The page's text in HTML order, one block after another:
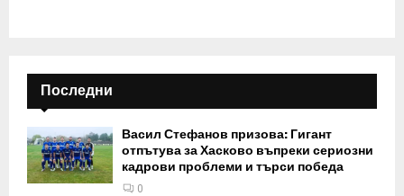
Последни
Васил Стефанов призова: Гигант
отпътува за Хасково въпреки сериозни
кадрови проблеми и търси победа
0